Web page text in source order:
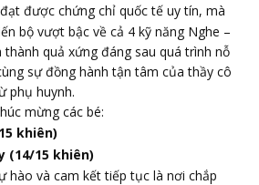
được chứng chỉ quốc tế uy tín, mà
bộ vượt bậc về cả 4 kỹ năng Nghe –
quả xứng đáng sau quá trình nỗ
sự đồng hành tận tâm của thầy cô
phụ huynh.
mừng các bé:
khiên)
(14/15 khiên)
hào và cam kết tiếp tục là nơi chắp